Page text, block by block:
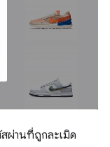
สผ่านที่ถูกละเมิด